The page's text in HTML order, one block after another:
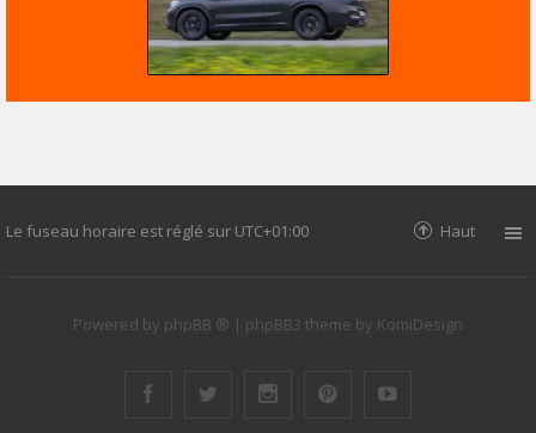
Le fuseau horaire est réglé sur UTC+01:00 Haut
Powered by phpBB ® | phpBB3 theme by KomiDesign